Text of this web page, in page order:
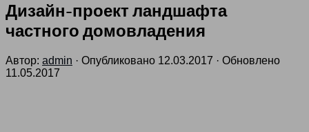
Дизайн-проект ландшафта
частного домовладения
Автор: admin · Опубликовано 12.03.2017 · Обновлено
11.05.2017